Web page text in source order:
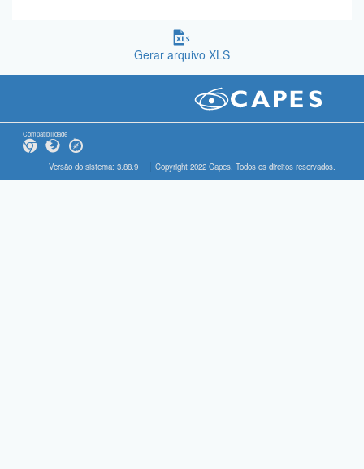
Gerar arquivo XLS
Compatibilidade
Versão do sistema: 3.88.9 Copyright 2022 Capes. Todos os direitos reservados.